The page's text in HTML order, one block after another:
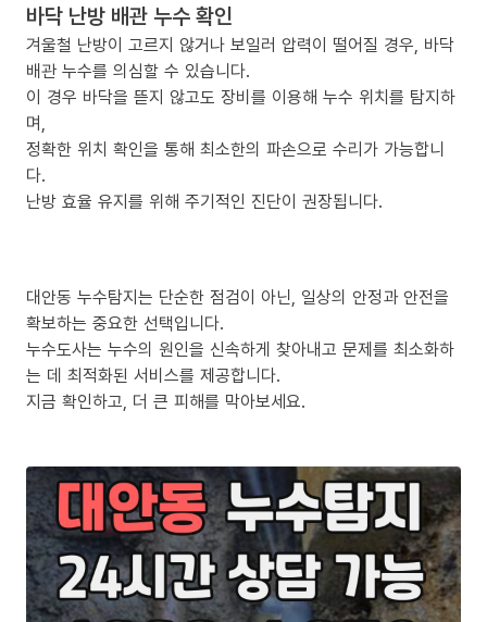
바닥 난방 배관 누수 확인
겨울철 난방이 고르지 않거나 보일러 압력이 떨어질 경우, 바닥
배관 누수를 의심할 수 있습니다.
이 경우 바닥을 뜯지 않고도 장비를 이용해 누수 위치를 탐지하
며,
정확한 위치 확인을 통해 최소한의 파손으로 수리가 가능합니
다.
난방 효율 유지를 위해 주기적인 진단이 권장됩니다.
대안동 누수탐지는 단순한 점검이 아닌, 일상의 안정과 안전을
확보하는 중요한 선택입니다.
누수도사는 누수의 원인을 신속하게 찾아내고 문제를 최소화하
는 데 최적화된 서비스를 제공합니다.
지금 확인하고, 더 큰 피해를 막아보세요.